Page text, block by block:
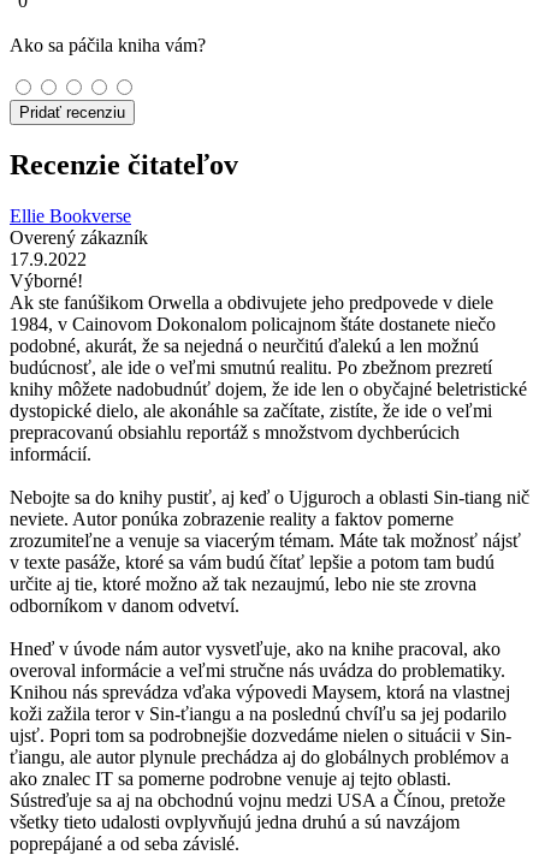
Ako sa páčila kniha vám?
Pridať recenziu
Recenzie čitateľov
Ellie Bookverse
Overený zákazník
17.9.2022
Výborné!
Ak ste fanúšikom Orwella a obdivujete jeho predpovede v diele
1984, v Cainovom Dokonalom policajnom štáte dostanete niečo
podobné, akurát, že sa nejedná o neurčitú ďalekú a len možnú
budúcnosť, ale ide o veľmi smutnú realitu. Po zbežnom prezretí
knihy môžete nadobudnúť dojem, že ide len o obyčajné beletristické
dystopické dielo, ale akonáhle sa začítate, zistíte, že ide o veľmi
prepracovanú obsiahlu reportáž s množstvom dychberúcich
informácií.
Nebojte sa do knihy pustiť, aj keď o Ujguroch a oblasti Sin-tiang nič
neviete. Autor ponúka zobrazenie reality a faktov pomerne
zrozumiteľne a venuje sa viacerým témam. Máte tak možnosť nájsť
v texte pasáže, ktoré sa vám budú čítať lepšie a potom tam budú
určite aj tie, ktoré možno až tak nezaujmú, lebo nie ste zrovna
odborníkom v danom odvetví.
Hneď v úvode nám autor vysvetľuje, ako na knihe pracoval, ako
overoval informácie a veľmi stručne nás uvádza do problematiky.
Knihou nás sprevádza vďaka výpovedi Maysem, ktorá na vlastnej
koži zažila teror v Sin-ťiangu a na poslednú chvíľu sa jej podarilo
ujsť. Popri tom sa podrobnejšie dozvedáme nielen o situácii v Sin-
ťiangu, ale autor plynule prechádza aj do globálnych problémov a
ako znalec IT sa pomerne podrobne venuje aj tejto oblasti.
Sústreďuje sa aj na obchodnú vojnu medzi USA a Čínou, pretože
všetky tieto udalosti ovplyvňujú jedna druhú a sú navzájom
poprepájané a od seba závislé.